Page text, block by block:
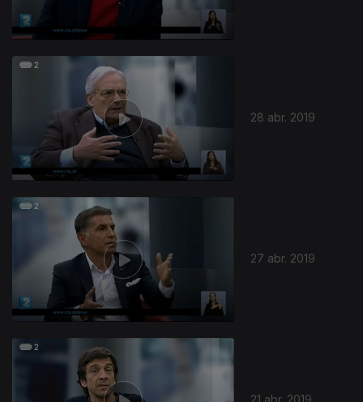
28 abr. 2019
27 abr. 2019
21 abr. 2019